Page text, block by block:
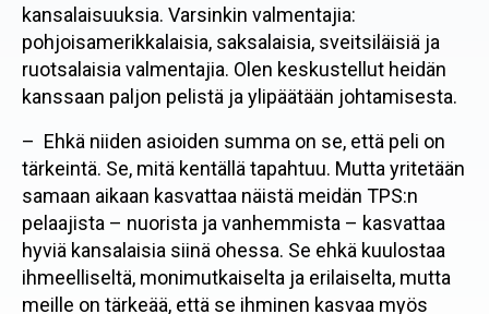
kansalaisuuksia. Varsinkin valmentajia:
pohjoisamerikkalaisia, saksalaisia, sveitsiläisiä ja
ruotsalaisia valmentajia. Olen keskustellut heidän
kanssaan paljon pelistä ja ylipäätään johtamisesta.
– Ehkä niiden asioiden summa on se, että peli on
tärkeintä. Se, mitä kentällä tapahtuu. Mutta yritetään
samaan aikaan kasvattaa näistä meidän TPS:n
pelaajista – nuorista ja vanhemmista – kasvattaa
hyviä kansalaisia siinä ohessa. Se ehkä kuulostaa
ihmeelliseltä, monimutkaiselta ja erilaiselta, mutta
meille on tärkeää, että se ihminen kasvaa myös